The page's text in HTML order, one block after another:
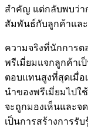
สำคัญ แต่กลับพบว่า
สัมพันธ์กับลูกค้าแล
ความจริงที่นักการ
พรีเมี่ยมแจกลูกค้าเ
ตอบแทนสูงที่สุดเมื่อ
นำของพรีเมี่ยมไปใ
จะถูกมองเห็นและจ
เป็นการสร้างการรั